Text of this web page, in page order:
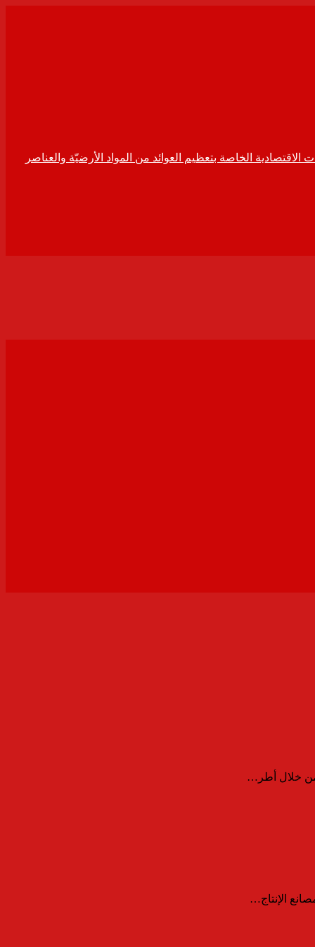
الخاصة بتعظيم العوائد من المواد الأرضيّة والعناصر
من خلال أطر…
الإنتاج…